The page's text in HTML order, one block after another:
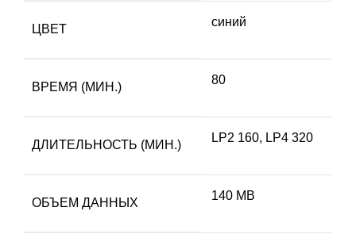
ЦВЕТ
синий
ВРЕМЯ (МИН.)
80
ДЛИТЕЛЬНОСТЬ (МИН.)
LP2 160, LP4 320
ОБЪЕМ ДАННЫХ
140 MB